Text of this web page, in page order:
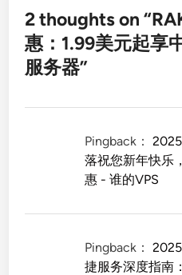
2 thoughts on “
惠：1.99美元起享
服务器”
Pingback：
落祝您新年快乐
惠 - 谁的VPS
Pingback：
捷服务深度指南